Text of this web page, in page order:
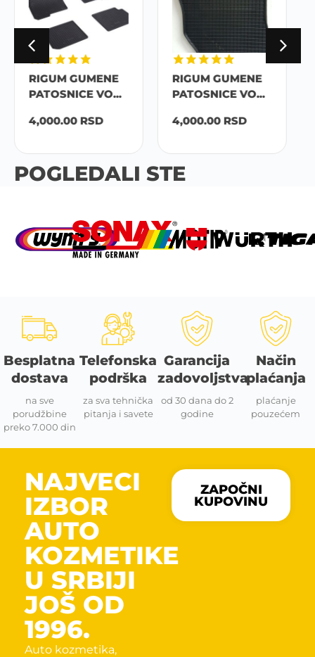
RIGUM GUMENE
PATOSNICE VO...
4,000.00RSD
RIGUM GUMENE
PATOSNICE VO...
4,000.00RSD
POGLEDALI STE
Besplatna
dostava
na sve
porudžbine
preko 7.000 din
Telefonska
podrška
za sva tehnička
pitanja i savete
Garancija
zadovoljstva
od 30 dana do 2
godine
Način
plaćanja
plaćanje
pouzećem
NAJVECI
IZBOR
AUTO
KOZMETIKE
U SRBIJI
JOŠ OD
1996.
Auto kozmetika,
ZAPOČNI
KUPOVINU